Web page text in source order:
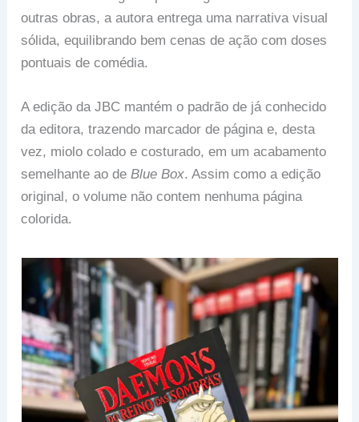
outras obras, a autora entrega uma narrativa visual
sólida, equilibrando bem cenas de ação com doses
pontuais de comédia.
A edição da JBC mantém o padrão de já conhecido
da editora, trazendo marcador de página e, desta
vez, miolo colado e costurado, em um acabamento
semelhante ao deBlue Box. Assim como a edição
original, o volume não contem nenhuma página
colorida.